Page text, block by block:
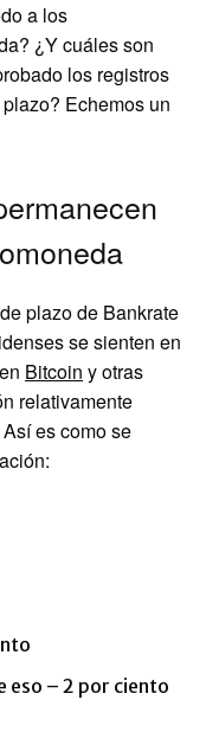
a los
¿Y cuáles son
los registros
Echemos un
plazo de Bankrate
se sienten en
Bitcoin y otras
relativamente
es como se
eso – 2 por ciento